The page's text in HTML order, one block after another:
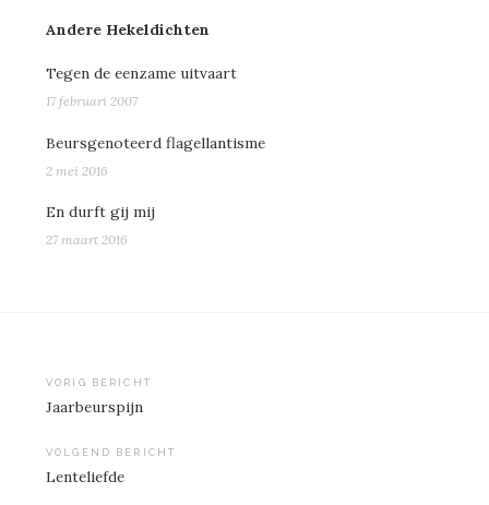
Andere Hekeldichten
Tegen de eenzame uitvaart
17 februari 2007
Beursgenoteerd flagellantisme
2 mei 2016
En durft gij mij
27 maart 2016
Bericht
navigatie
VORIG BERICHT
Jaarbeurspijn
VOLGEND BERICHT
Lenteliefde